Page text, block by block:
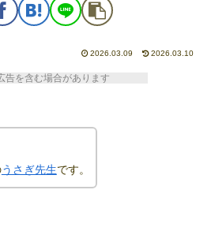
2026.03.09 2026.03.10
を含む場合があります
うさぎ先生です。